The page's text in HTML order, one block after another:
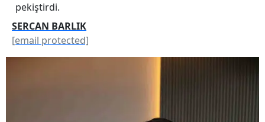
pekiştirdi.
SERCAN BARLIK
[email protected]